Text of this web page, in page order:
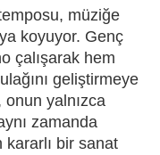
müziğe
koyuyor. Genç
çalışarak hem
geliştirmeye
yalnızca
zamanda
bir sanat